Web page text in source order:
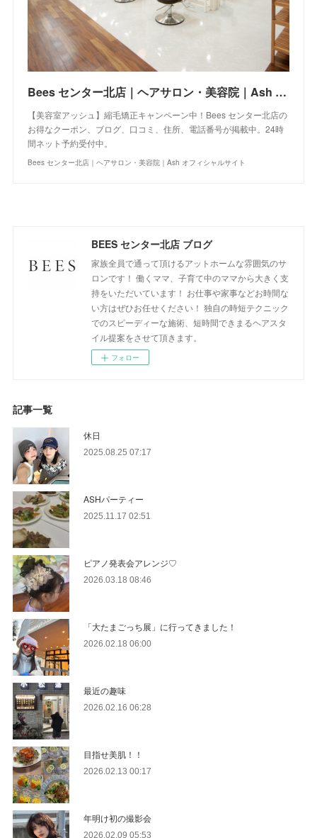
Bees センター北店｜ヘアサロン・美容院｜Ash オフィシャルサイト
【美容室アッシュ】縮毛矯正キャンペーン中！Bees センター北店の
お得なクーポン、ブログ、口コミ、住所、電話番号が掲載中。24時
間ネット予約受付中。
Bees センター北店｜ヘアサロン・美容院｜Ash オフィシャルサイト
BEES センター北店 ブログ
家族全員で通って頂けるアットホームな雰囲気のサ
ロンです！ 働くママ、子育て中のママから大きく支
持をいただいています！ お仕事や家事などお時間な
い方はぜひお任せください！ 独自の時短テクニック
でのスピーディーな施術、短時間できまるヘアスタ
イル提案をさせて頂きます。
フォロー
記事一覧
休日
2025.08.25 07:17
ASHパーティー
2025.11.17 02:51
ピアノ発表会アレンジ♡
2026.03.18 08:46
「大たまごっち展」に行ってきました！
2026.02.18 06:00
最近の趣味
2026.02.16 06:28
目指せ美肌！！
2026.02.13 00:17
年明け初の撮影会
2026.02.09 05:53